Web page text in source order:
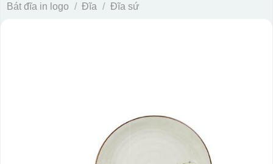
Bát đĩa in logo / Đĩa / Đĩa sứ